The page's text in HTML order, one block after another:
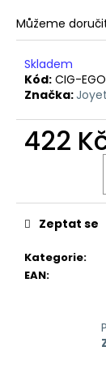
Můžeme
Skladem
Kód: CIG-
Značka:
422
Kategorie:
EAN:
Zeptat se